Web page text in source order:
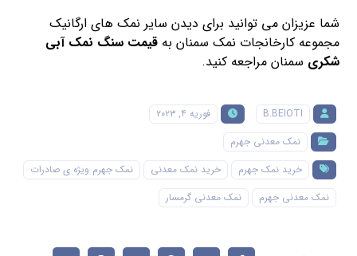
شما عزیزان می توانید برای دیدن سایر نمک های ارگانیک
مجموعه کارخانجات نمک سمنان بهقیمت سنگ نمک آبی
شکری سمنان مراجعه کنید.
B.BEIOTI
فوریه ۴, ۲۰۲۳
نمک معدنی جهرم
خرید نمک جهرم
خرید نمک معدنی
نمک جهرم ویژه ی صادرات
نمک معدنی جهرم
نمک معدنی گرمسار